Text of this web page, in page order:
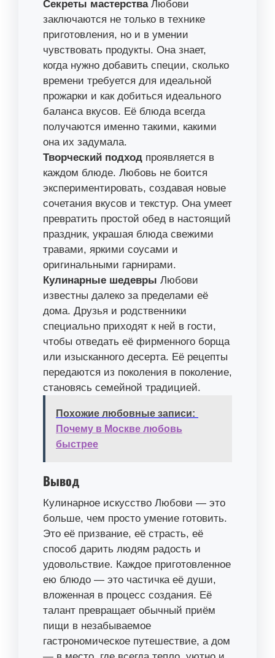
Секреты мастерстваЛюбови
заключаются не только в технике
приготовления, но и в умении
чувствовать продукты. Она знает,
когда нужно добавить специи, сколько
времени требуется для идеальной
прожарки и как добиться идеального
баланса вкусов. Её блюда всегда
получаются именно такими, какими
она их задумала.
Творческий подход проявляется в
каждом блюде. Любовь не боится
экспериментировать, создавая новые
сочетания вкусов и текстур. Она умеет
превратить простой обед в настоящий
праздник, украшая блюда свежими
травами, яркими соусами и
оригинальными гарнирами.
Кулинарные шедевры Любови
известны далеко за пределами её
дома. Друзья и родственники
специально приходят к ней в гости,
чтобы отведать её фирменного борща
или изысканного десерта. Её рецепты
передаются из поколения в поколение,
становясь семейной традицией.
Похожие любовные записи:
Почему в Москве любовь
быстрее
Вывод
Кулинарное искусство Любови — это
больше, чем просто умение готовить.
Это её призвание, её страсть, её
способ дарить людям радость и
удовольствие. Каждое приготовленное
ею блюдо — это частичка её души,
вложенная в процесс создания. Её
талант превращает обычный приём
пищи в незабываемое
гастрономическое путешествие, а дом